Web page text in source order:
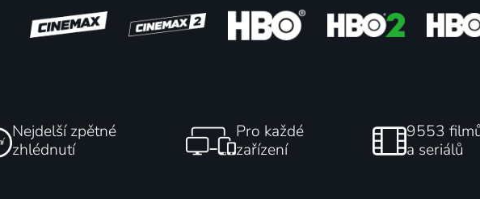
Nejdelší zpětné
zhlédnutí
Pro každé
zařízení
9553
a seriálů